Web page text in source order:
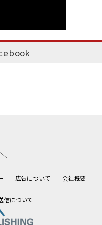
広告について 会社概要
信について